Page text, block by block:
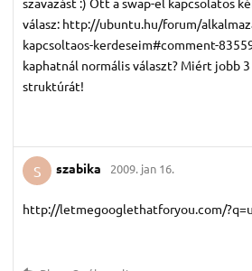
válasz: http://ubuntu.hu/forum/
kapcsoltaos-kerdeseim#comment-
kaphatnál normális választ? Miért jobb
struktúrát!
S szabika 2009. jan 16.
http://letmegooglethatforyou.com/